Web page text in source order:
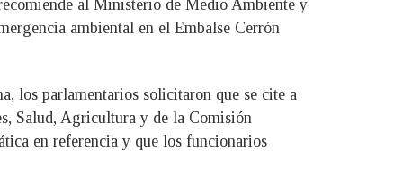
al Ministerio de Medio Ambiente y
ambiental en el Embalse Cerrón
los parlamentarios solicitaron que se cite a
Salud, Agricultura y de la Comisión
en referencia y que los funcionarios